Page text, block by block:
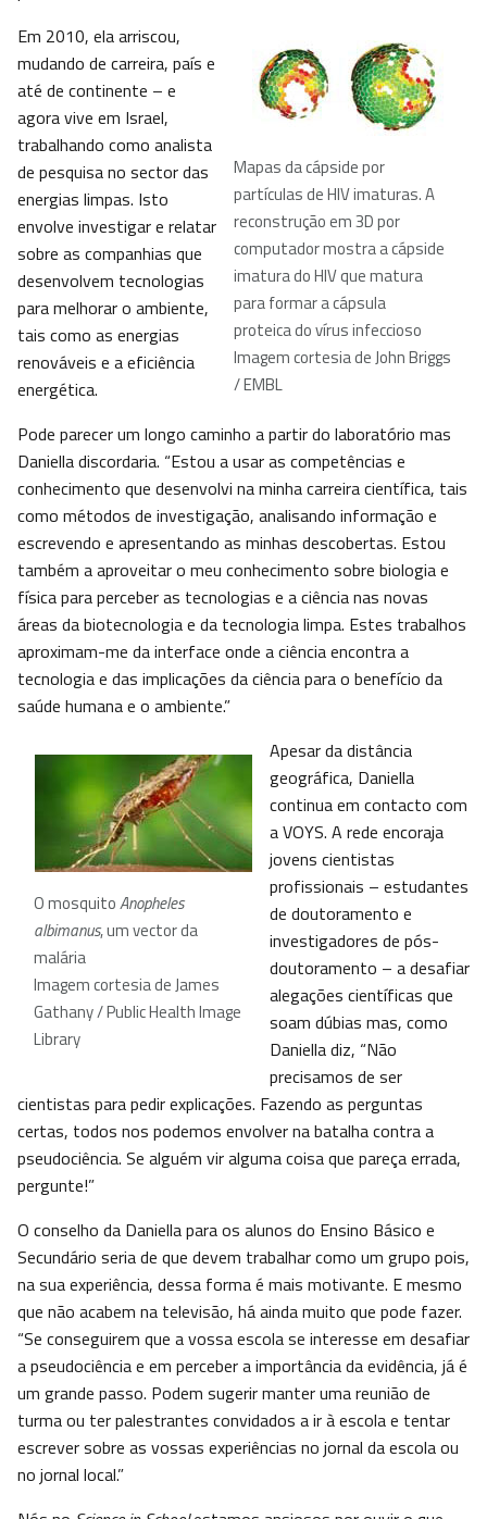
Mapas da cápside por
partículas de HIV imaturas. A
reconstrução em 3D por
computador mostra a cápside
imatura do HIV que matura
para formar a cápsula
proteica do vírus infeccioso
Imagem cortesia de John Briggs
/ EMBL
Em 2010, ela arriscou,
mudando de carreira, país e
até de continente – e
agora vive em Israel,
trabalhando como analista
de pesquisa no sector das
energias limpas. Isto
envolve investigar e relatar
sobre as companhias que
desenvolvem tecnologias
para melhorar o ambiente,
tais como as energias
renováveis e a eficiência
energética.
Pode parecer um longo caminho a partir do laboratório mas
Daniella discordaria. “Estou a usar as competências e
conhecimento que desenvolvi na minha carreira científica, tais
como métodos de investigação, analisando informação e
escrevendo e apresentando as minhas descobertas. Estou
também a aproveitar o meu conhecimento sobre biologia e
física para perceber as tecnologias e a ciência nas novas
áreas da biotecnologia e da tecnologia limpa. Estes trabalhos
aproximam-me da interface onde a ciência encontra a
tecnologia e das implicações da ciência para o benefício da
saúde humana e o ambiente.”
O mosquitoAnopheles
albimanus, um vector da
malária
Imagem cortesia de James
Gathany / Public Health Image
Library
Apesar da distância
geográfica, Daniella
continua em contacto com
a VOYS. A rede encoraja
jovens cientistas
profissionais – estudantes
de doutoramento e
investigadores de pós-
doutoramento – a desafiar
alegações científicas que
soam dúbias mas, como
Daniella diz, “Não
precisamos de ser
cientistas para pedir explicações. Fazendo as perguntas
certas, todos nos podemos envolver na batalha contra a
pseudociência. Se alguém vir alguma coisa que pareça errada,
pergunte!”
O conselho da Daniella para os alunos do Ensino Básico e
Secundário seria de que devem trabalhar como um grupo pois,
na sua experiência, dessa forma é mais motivante. E mesmo
que não acabem na televisão, há ainda muito que pode fazer.
“Se conseguirem que a vossa escola se interesse em desafiar
a pseudociência e em perceber a importância da evidência, já é
um grande passo. Podem sugerir manter uma reunião de
turma ou ter palestrantes convidados a ir à escola e tentar
escrever sobre as vossas experiências no jornal da escola ou
no jornal local.”